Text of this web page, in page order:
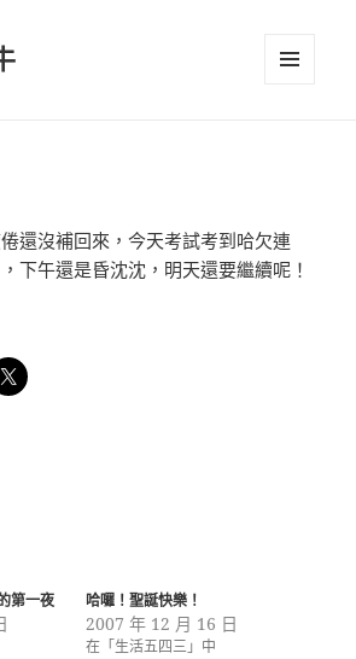
還沒補回來，今天考試考到哈欠連
下午還是昏沈沈，明天還要繼續呢！
第一夜
哈囉！聖誕快樂！
2007 年 12 月 16 日
在「生活五四三」中